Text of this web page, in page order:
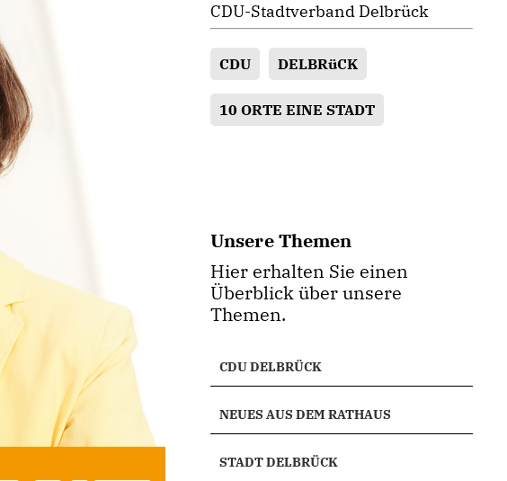
CDU-Stadtverband Delbrück
CDU DELBRüCK
10 ORTE EINE STADT
Unsere Themen
Hier erhalten Sie einen
Überblick über unsere
Themen.
CDU DELBRÜCK
NEUES AUS DEM RATHAUS
STADT DELBRÜCK